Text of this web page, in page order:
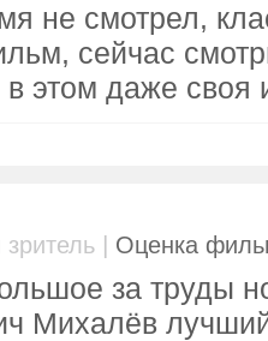
не смотрел,
сейчас
в этом даже своя
| Оценка
за труды
Михалёв